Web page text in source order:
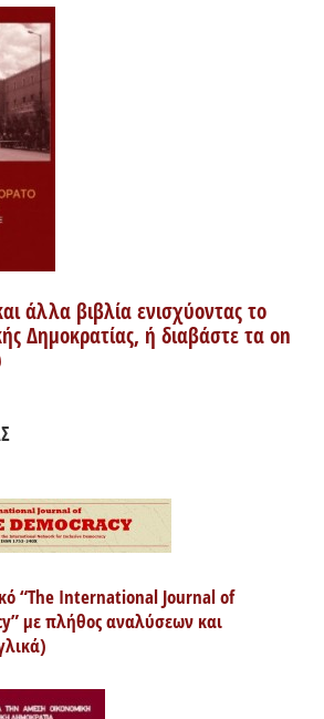
άλλα βιβλία ενισχύοντας το
Δημοκρατίας, ή διαβάστε τα on
“The International Journal of
με πλήθος αναλύσεων και